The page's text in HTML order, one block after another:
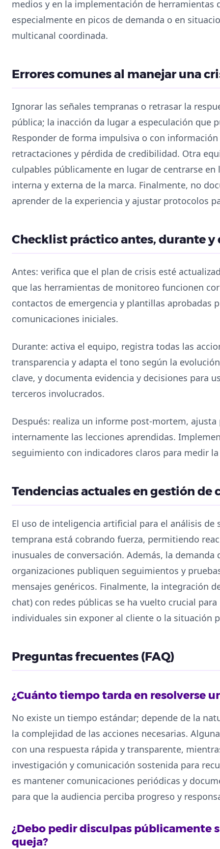
medios y en la implementación de
especialmente en picos de demanda o en
multicanal coordinada.
Errores comunes al manejar una
Ignorar las señales tempranas o retrasar la
pública; la inacción da lugar a especulación que
Responder de forma impulsiva o con
retractaciones y pérdida de credibilidad. Otra
culpables públicamente en lugar de centrarse
interna y externa de la marca. Finalmente, no
aprender de la experiencia y ajustar protocolos
Checklist práctico antes, durante y
Antes: verifica que el plan de crisis esté
que las herramientas de monitoreo funcionen
contactos de emergencia y plantillas aprobadas
comunicaciones iniciales.
Durante: activa el equipo, registra todas las
transparencia y adapta el tono según la
clave, y documenta evidencia y decisiones para
terceros involucrados.
Después: realiza un informe post-mortem,
internamente las lecciones aprendidas.
seguimiento con indicadores claros para medir
Tendencias actuales en gestión de
El uso de inteligencia artificial para el análisis
temprana está cobrando fuerza, permitiendo
inusuales de conversación. Además, la
organizaciones publiquen seguimientos y
mensajes genéricos. Finalmente, la integración
chat) con redes públicas se ha vuelto crucial
individuales sin exponer al cliente o la situación
Preguntas frecuentes (FAQ)
¿Cuánto tiempo tarda en resolverse
No existe un tiempo estándar; depende de la
la complejidad de las acciones necesarias.
con una respuesta rápida y transparente,
investigación y comunicación sostenida para
es mantener comunicaciones periódicas y
para que la audiencia perciba progreso y
¿Debo pedir disculpas públicamente
queja?